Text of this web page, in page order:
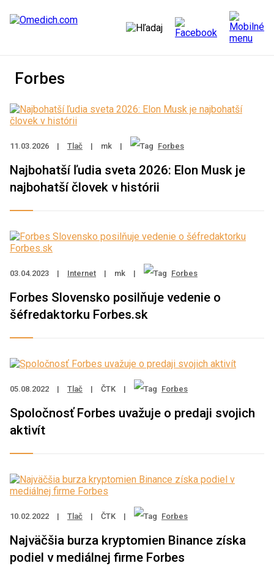
Forbes
11.03.2026 | Tlač | mk | Forbes
Najbohatší ľudia sveta 2026: Elon Musk je
najbohatší človek v histórii
03.04.2023 | Internet | mk | Forbes
Forbes Slovensko posilňuje vedenie o
šéfredaktorku Forbes.sk
05.08.2022 | Tlač | ČTK | Forbes
Spoločnosť Forbes uvažuje o predaji svojich
aktivít
10.02.2022 | Tlač | ČTK | Forbes
Najväčšia burza kryptomien Binance získa
podiel v mediálnej firme Forbes